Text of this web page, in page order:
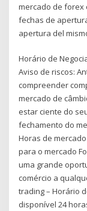
mercado de forex
fechas de
apertura del
Horário de
Aviso de riscos:
compreender
mercado de
estar ciente do
fechamento do
Horas de
para o mercado
uma grande
comércio a
trading – Horário
disponível 24